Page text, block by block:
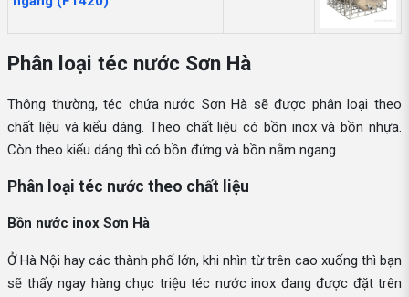
Phân loại téc nước Sơn Hà
Thông thường, téc chứa nước Sơn Hà sẽ được phân loại theo
chất liệu và kiểu dáng. Theo chất liệu có bồn inox và bồn nhựa.
Còn theo kiểu dáng thì có bồn đứng và bồn nằm ngang.
Phân loại téc nước theo chất liệu
Bồn nước inox Sơn Hà
Ở Hà Nội hay các thành phố lớn, khi nhìn từ trên cao xuống thì bạn
sẽ thấy ngay hàng chục triệu téc nước inox đang được đặt trên